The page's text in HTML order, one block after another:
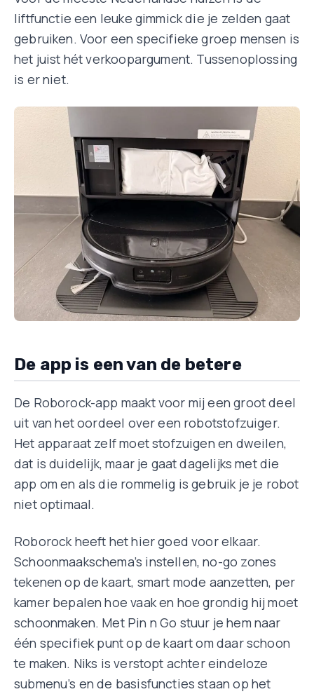
liftfunctie een leuke gimmick die je zelden gaat
gebruiken. Voor een specifieke groep mensen is
het juist hét verkoopargument. Tussenoplossing
is er niet.
De app is een van de betere
De Roborock-app maakt voor mij een groot deel
uit van het oordeel over een robotstofzuiger.
Het apparaat zelf moet stofzuigen en dweilen,
dat is duidelijk, maar je gaat dagelijks met die
app om en als die rommelig is gebruik je je robot
niet optimaal.
Roborock heeft het hier goed voor elkaar.
Schoonmaakschema’s instellen, no-go zones
tekenen op de kaart, smart mode aanzetten, per
kamer bepalen hoe vaak en hoe grondig hij moet
schoonmaken. Met Pin n Go stuur je hem naar
één specifiek punt op de kaart om daar schoon
te maken. Niks is verstopt achter eindeloze
submenu’s en de basisfuncties staan op het